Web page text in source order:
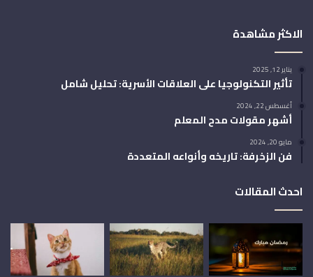
الاكثر مشاهدة
يناير 12, 2025
تأثير التكنولوجيا على العلاقات الأسرية: تحليل شامل
أغسطس 22, 2024
أشهر مقولات مدح المعلم
مايو 20, 2024
فن الزخرفة: تاريخه وأنواعه المتعددة
احدث المقالات